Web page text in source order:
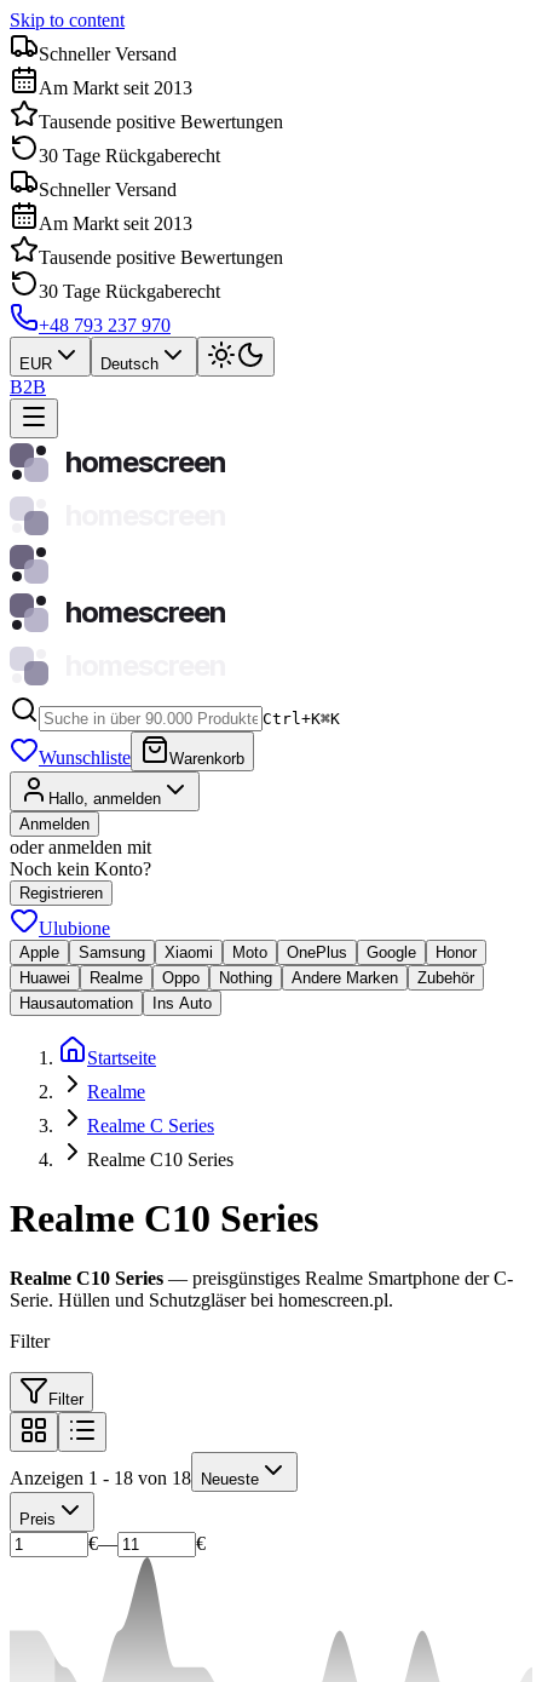
Skip to content
Schneller Versand
Am Markt seit 2013
Tausende positive Bewertungen
30 Tage Rückgaberecht
Schneller Versand
Am Markt seit 2013
Tausende positive Bewertungen
30 Tage Rückgaberecht
+48 793 237 970
EUR Deutsch
B2B
homescreen
homescreen
Ctrl+K⌘K
Wunschliste Warenkorb
Hallo, anmelden
Anmelden
oder anmelden mit
Noch kein Konto?
Registrieren
Ulubione
Apple Samsung Xiaomi Moto OnePlus Google
Honor
Huawei
Realme Oppo Nothing Andere Marken
Zubehör
Hausautomation
Ins Auto
Startseite
Realme
Realme C Series
Realme C10 Series
Realme C10 Series
Realme C10 Series — preisgünstiges Realme Smartphone der C-
Serie. Hüllen und Schutzgläser bei homescreen.pl.
Filter
Filter
Anzeigen 1 - 18 von 18 Neueste
Preis
€— €